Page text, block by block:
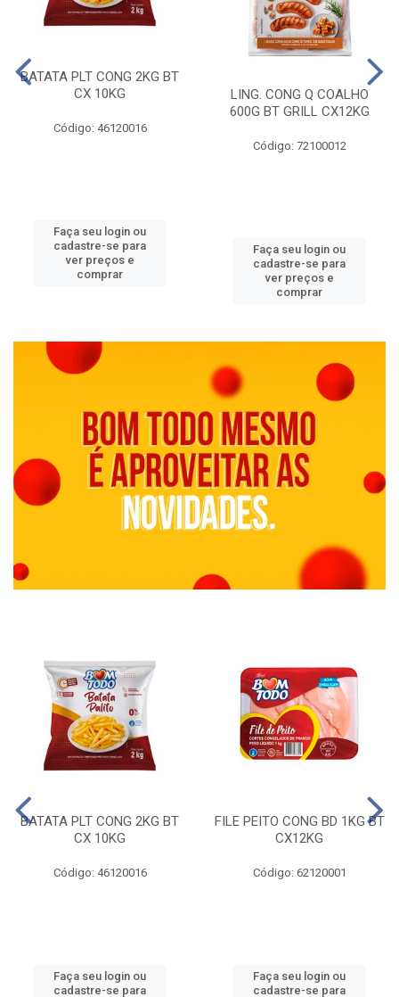
BATATA PLT CONG 2KG BT
CX 10KG
Código: 46120016
Faça seu login ou
cadastre-se para
ver preços e
comprar
LING. CONG Q COALHO
600G BT GRILL CX12KG
Código: 72100012
Faça seu login ou
cadastre-se para
ver preços e
comprar
BATATA PLT CONG 2KG BT
CX 10KG
Código: 46120016
Faça seu login ou
cadastre-se para
FILE PEITO CONG BD 1KG BT
CX12KG
Código: 62120001
Faça seu login ou
cadastre-se para